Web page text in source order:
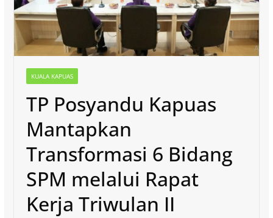
KUALA KAPUAS
TP Posyandu Kapuas
Mantapkan
Transformasi 6 Bidang
SPM melalui Rapat
Kerja Triwulan II